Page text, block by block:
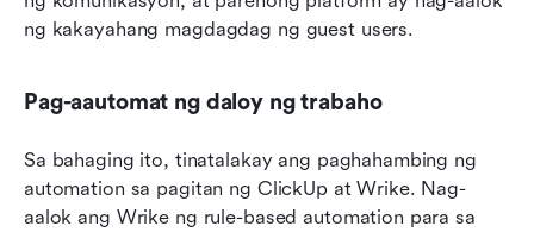
ng kakayahang magdagdag ng guest users.
Pag-aautomat ng daloy ng trabaho
Sa bahaging ito, tinatalakay ang paghahambing ng
automation sa pagitan ng ClickUp at Wrike. Nag-
aalok ang Wrike ng rule-based automation para sa